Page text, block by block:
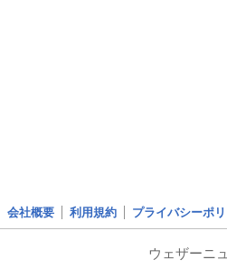
会社概要 利用規約 プライバシーポ
ウェザーニ